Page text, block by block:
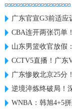
广东官宣G3前适应
CBA连开两张罚单
山东男篮收官放假
CCTV5直播！广东
广东惨败北京25分
逆境淬炼终破局！
WNBA：韩旭4+5